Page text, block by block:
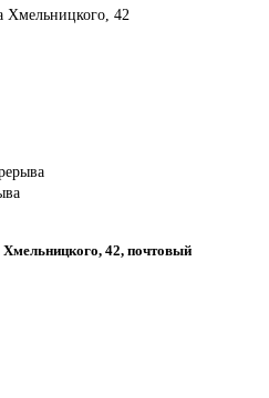
Хмельницкого, 42
Хмельницкого, 42, почтовый